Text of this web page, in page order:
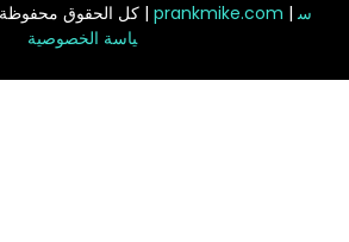
Copyright © 2026كل الحقوق محفوظة | prankmike.com |س
ياسة الخصوصية